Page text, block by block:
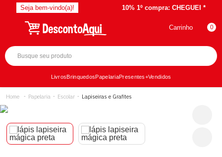
Seja bem-vindo(a)! 10% 1º compra: CHEGUEI *
Carrinho 0
LivrosBrinquedosPapelariaPresentes+Vendidos
Papelaria Escolar Lapiseiras e Grafites